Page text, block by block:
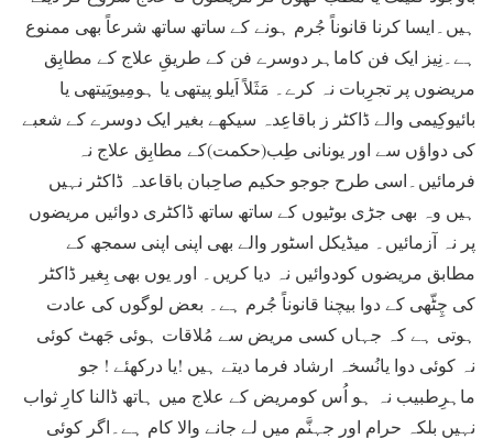
ہیں۔ایسا کرنا قانوناً جُرم ہونے کے ساتھ ساتھ شرعاً بھی ممنوع
ہے۔نِیز ایک فن کاماہر دوسرے فن کے طریقِ علاج کے مطابِق
مریضوں پر تجرِبات نہ کرے۔ مَثَلاً اَیلو پیتھی یا ہومِیوپَیتھی یا
بائیوکِیمی والے ڈاکٹر ز باقاعِدہ سیکھے بغیر ایک دوسرے کے شعبے
کی دواؤں سے اور یونانی طِب(حکمت)کے مطابِق علاج نہ
فرمائیں۔اسی طرح جوجو حکیم صاحِبان باقاعدہ ڈاکٹر نہیں
ہیں وہ بھی جڑی بوٹیوں کے ساتھ ساتھ ڈاکٹری دوائیں مریضوں
پر نہ آزمائیں۔ میڈیکل اسٹور والے بھی اپنی اپنی سمجھ کے
مطابق مریضوں کودوائیں نہ دیا کریں۔ اور یوں بھی بِغیر ڈاکٹر
کی چِٹّھی کے دوا بیچنا قانوناً جُرم ہے۔ بعض لوگوں کی عادت
ہوتی ہے کہ جہاں کسی مریض سے مُلاقات ہوئی جَھٹ کوئی
نہ کوئی دوا یانُسخہ ارشاد فرما دیتے ہیں !یا درکھئے ! جو
ماہرِطبیب نہ ہو اُس کومریض کے علاج میں ہاتھ ڈالنا کارِ ثواب
نہیں بلکہ حرام اور جہنَّم میں لے جانے والا کام ہے۔اگر کوئی